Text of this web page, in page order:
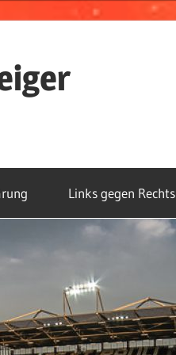
Links gegen Rechts